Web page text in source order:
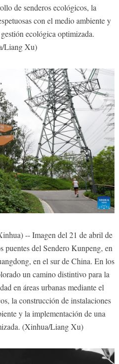
de senderos ecológicos, la
con el medio ambiente y
ecológica optimizada.
Liang Xu)
-- Imagen del 21 de abril de
puentes del Sendero Kunpeng, en
en el sur de China. En los
un camino distintivo para la
en áreas urbanas mediante el
la construcción de instalaciones
y la implementación de una
(Xinhua/Liang Xu)